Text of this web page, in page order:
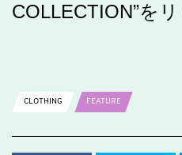
COLLECTION”をリ
CLOTHING
FEATURE